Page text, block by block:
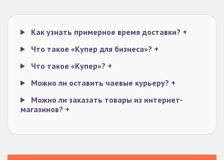
Как узнать примерное время доставки? +
Что такое «Купер для бизнеса»? +
Что такое «Купер»? +
Можно ли оставить чаевые курьеру? +
Можно ли заказать товары из интернет-
магазинов? +